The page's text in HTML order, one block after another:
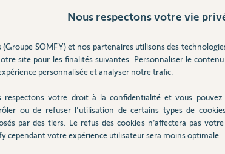
intelligents à 7° et ceux pilotés par fils en
avec condition, je ne peut pas rajouter
Nous respectons votre vie
(Groupe SOMFY) et nos partenaires utilisons des
site pour les finalités suivantes: Personnaliser le
personnalisée et analyser notre trafic.
respectons votre droit à la confidentialité et vous pouvez
ou de refuser l'utilisation de certains types de
par des tiers. Le refus des cookies n’affectera pas
cependant votre expérience utilisateur sera moins optimale.